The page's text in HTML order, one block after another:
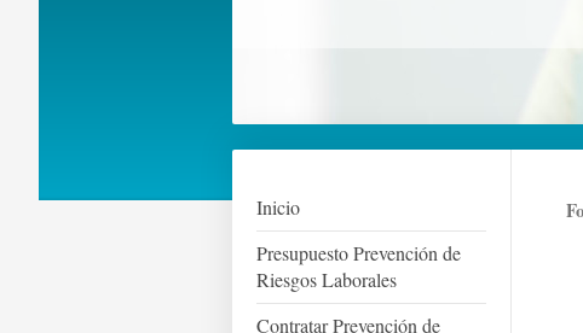
Inicio
Presupuesto Prevención de
Riesgos Laborales
Contratar Prevención de